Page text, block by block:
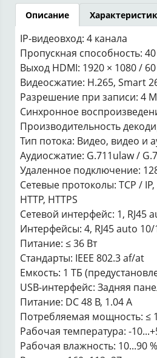
Описание
IP-видеовход: 4 канала
Пропускная способность:
Выход HDMI: 1920 × 1080 /
Видеосжатие: H.265, Smart
Разрешение при записи: 4
Синхронное
Производительность
Тип потока: Видео, видео и
Аудиосжатие: G.711ulaw /
Удаленное подключение:
Сетевые протоколы: TCP / IP,
HTTP, HTTPS
Сетевой интерфейс: 1, RJ45
Интерфейсы: 4, RJ45 auto
Питание: ≤ 36 Вт
Стандарты: IEEE 802.3 af/at
Емкость: 1 ТБ
USB-интерфейс: Задняя
Питание: DC 48 В, 1.04 A
Потребляемая мощность: ≤
Рабочая температура: -
Рабочая влажность: 10...90 %